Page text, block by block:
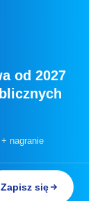
od 2027
nagranie
Zapisz się